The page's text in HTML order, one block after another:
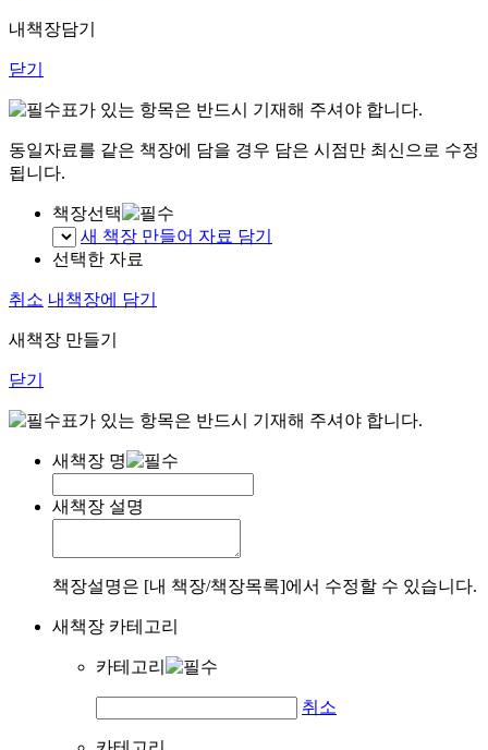
내책장담기
닫기
표가 있는 항목은 반드시 기재해 주셔야 합니다.
동일자료를 같은 책장에 담을 경우 담은 시점만 최신으로 수정
됩니다.
책장선택
새 책장 만들어 자료 담기
선택한 자료
취소 내책장에 담기
새책장 만들기
닫기
표가 있는 항목은 반드시 기재해 주셔야 합니다.
새책장 명
새책장 설명
책장설명은 [내 책장/책장목록]에서 수정할 수 있습니다.
새책장 카테고리
카테고리
취소